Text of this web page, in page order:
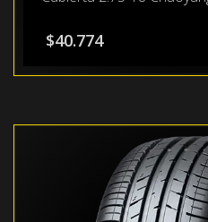
$40.774